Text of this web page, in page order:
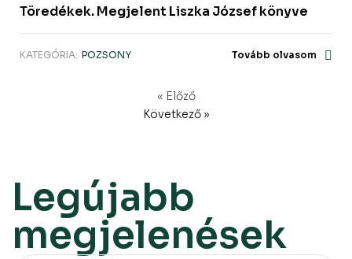
Töredékek. Megjelent Liszka József könyve
KATEGÓRIA: POZSONY Tovább olvasom
« Előző
Következő »
Legújabb
megjelenések